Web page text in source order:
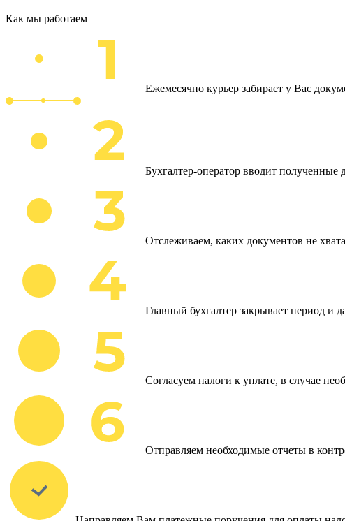
Как мы работаем
Ежемесячно курьер забирает у Вас
Бухгалтер-оператор вводит
Отслеживаем, каких документов не
Главный бухгалтер закрывает период и
Согласуем налоги к уплате, в случае
Отправляем необходимые отчеты в